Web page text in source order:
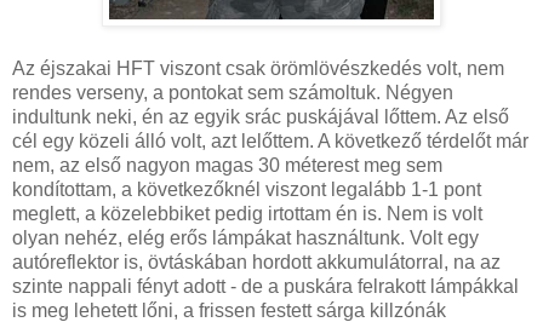
Az éjszakai HFT viszont csak örömlövészkedés volt, nem
rendes verseny, a pontokat sem számoltuk. Négyen
indultunk neki, én az egyik srác puskájával lőttem. Az első
cél egy közeli álló volt, azt lelőttem. A következő térdelőt már
nem, az első nagyon magas 30 méterest meg sem
kondítottam, a következőknél viszont legalább 1-1 pont
meglett, a közelebbiket pedig irtottam én is. Nem is volt
olyan nehéz, elég erős lámpákat használtunk. Volt egy
autóreflektor is, övtáskában hordott akkumulátorral, na az
szinte nappali fényt adott - de a puskára felrakott lámpákkal
is meg lehetett lőni, a frissen festett sárga killzónák